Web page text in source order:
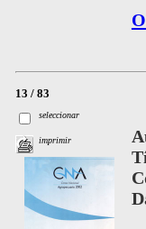
13 / 83
seleccionar
imprimir